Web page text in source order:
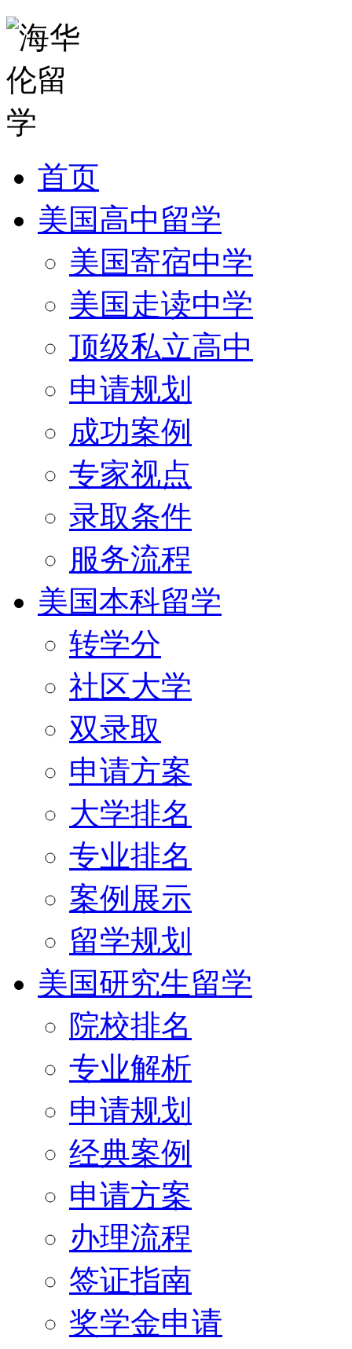
首页
美国高中留学
美国寄宿中学
美国走读中学
顶级私立高中
申请规划
成功案例
专家视点
录取条件
服务流程
美国本科留学
转学分
社区大学
双录取
申请方案
大学排名
专业排名
案例展示
留学规划
美国研究生留学
院校排名
专业解析
申请规划
经典案例
申请方案
办理流程
签证指南
奖学金申请